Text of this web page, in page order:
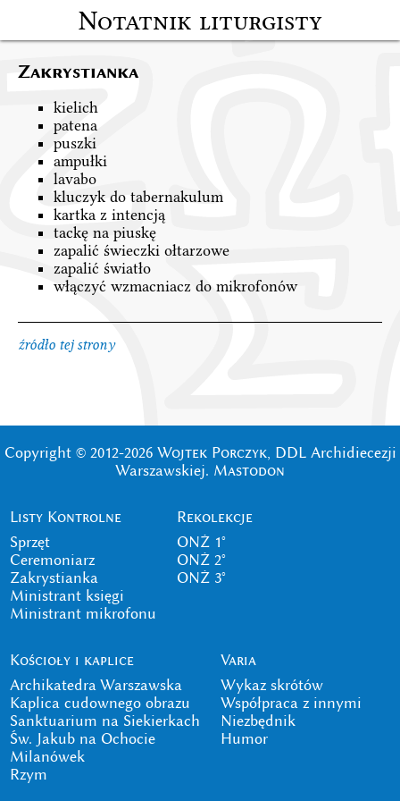
Notatnik liturgisty
Zakrystianka
kielich
patena
puszki
ampułki
lavabo
kluczyk do tabernakulum
kartka z intencją
tackę na piuskę
zapalić świeczki ołtarzowe
zapalić światło
włączyć wzmacniacz do mikrofonów
źródło tej strony
Copyright © 2012-2026 Wojtek Porczyk, DDL Archidiecezji
Warszawskiej. Mastodon
Listy Kontrolne
Sprzęt
Ceremoniarz
Zakrystianka
Ministrant księgi
Ministrant mikrofonu
Rekolekcje
ONŻ 1°
ONŻ 2°
ONŻ 3°
Kościoły i kaplice
Archikatedra Warszawska
Kaplica cudownego obrazu
Sanktuarium na Siekierkach
Św. Jakub na Ochocie
Milanówek
Rzym
Varia
Wykaz skrótów
Współpraca z innymi
Niezbędnik
Humor